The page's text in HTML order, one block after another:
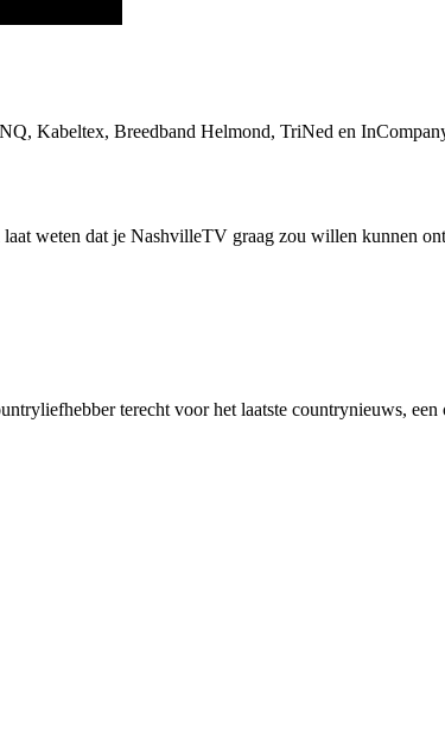
Kabeltex, Breedband Helmond, TriNed en
weten dat je NashvilleTV graag zou willen kunnen
terecht voor het laatste countrynieuws, een